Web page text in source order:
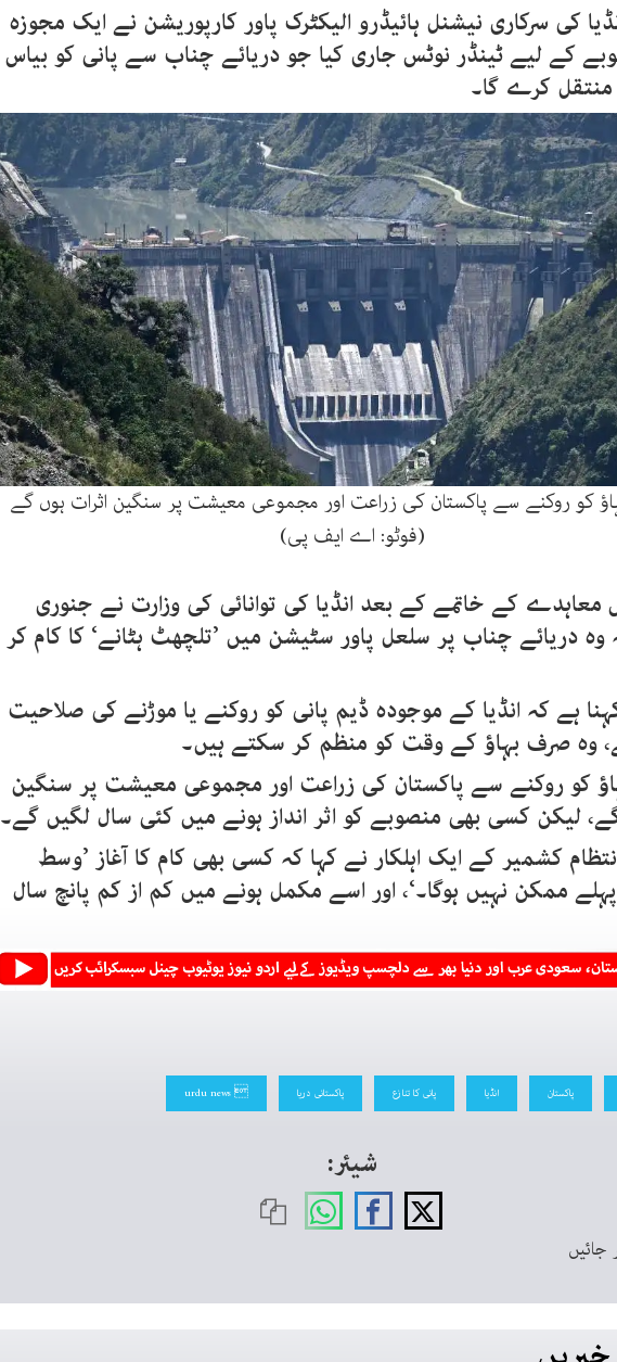
کی سرکاری نیشنل ہائیڈرو الیکٹرک پاور کارپوریشن نے ایک مجوزہ
کے لیے ٹینڈر نوٹس جاری کیا جو دریائے چناب سے پانی کو بیاس
کرے گا۔
کو روکنے سے پاکستان کی زراعت اور مجموعی معیشت پر سنگین اثرات ہوں گے
(فوٹو: اے ایف پی)
کے خاتمے کے بعد انڈیا کی توانائی کی وزارت نے جنوری
وہ دریائے چناب پر سلعل پاور سٹیشن میں ’تلچھٹ ہٹانے‘ کا کام کر
ہے کہ انڈیا کے موجودہ ڈیم پانی کو روکنے یا موڑنے کی صلاحیت
وہ صرف بہاؤ کے وقت کو منظم کر سکتے ہیں۔
کو روکنے سے پاکستان کی زراعت اور مجموعی معیشت پر سنگین
لیکن کسی بھی منصوبے کو اثر انداز ہونے میں کئی سال لگیں گے۔
کشمیر کے ایک اہلکار نے کہا کہ کسی بھی کام کا آغاز ’وسط
سے پہلے ممکن نہیں ہوگا۔‘، اور اسے مکمل ہونے میں کم از کم پانچ سال
پاکستان انڈیا پانی کا تنازع پاکستانی دریا  urdu news
شیئر:
جائیں